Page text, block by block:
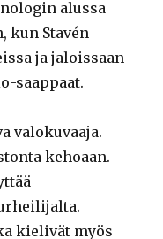
alussa
kun Stavén
ja jaloissaan
saappaat.
valokuvaaja.
kehoaan.
kielivät myös